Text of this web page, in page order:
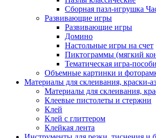
Сборная пазл-игрушка
Развивающие игры
Развивающие игры
Домино
Настольные игры на счет
Пиктограммы (мягкий
Тематическая игра-
Объемные картинки и
Материалы для склеивания, краски-
Материалы для склеивания,
Клеевые пистолеты и стержни
Клей
Клей с глиттером
Клейкая лента